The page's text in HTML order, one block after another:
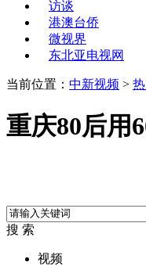
访谈
港澳台侨
微视界
东北亚电视网
当前位置： 中新视频 >
重庆80后用
搜 索
视频